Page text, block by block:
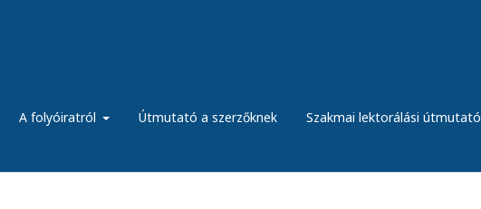
A folyóiratról Útmutató a szerzőknek Szakmai lektorálási útmutató